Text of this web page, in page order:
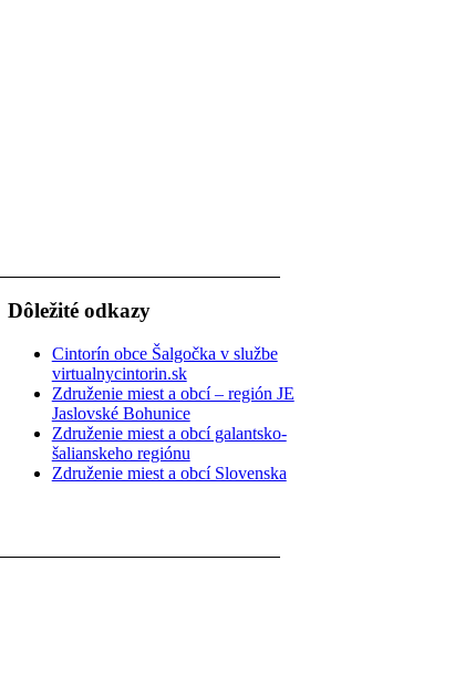
Dôležité odkazy
Cintorín obce Šalgočka v službe
virtualnycintorin.sk
Združenie miest a obcí – región JE
Jaslovské Bohunice
Združenie miest a obcí galantsko-
šalianskeho regiónu
Združenie miest a obcí Slovenska